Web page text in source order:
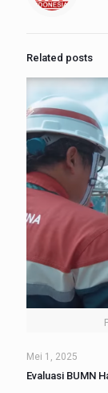
Related posts
Mei 1, 2025
Evaluasi BUMN